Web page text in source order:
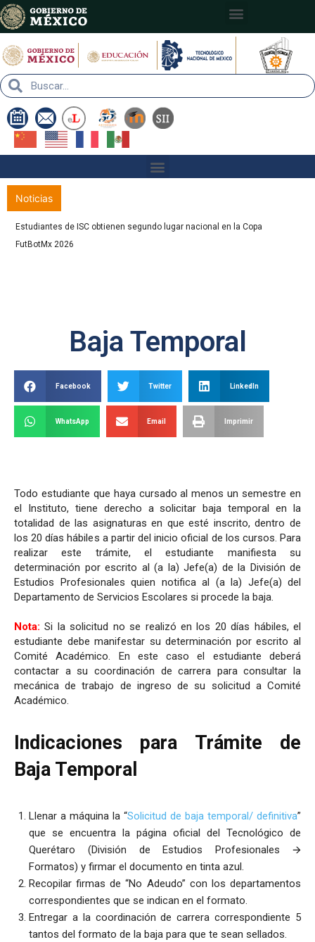
Nota:
este
sitio
web
incluye
un
sistema
de
accesibilidad.
Noticias
Estudiantes de ISC obtienen segundo lugar nacional en la Copa
FutBotMx 2026
Baja Temporal
Facebook Twitter LinkedIn
WhatsApp Email Imprimir
Todo estudiante que haya cursado al menos un semestre en
el Instituto, tiene derecho a solicitar baja temporal en la
totalidad de las asignaturas en que esté inscrito, dentro de
los 20 días hábiles a partir del inicio oficial de los cursos. Para
realizar este trámite, el estudiante manifiesta su
determinación por escrito al (a la) Jefe(a) de la División de
Estudios Profesionales quien notifica al (a la) Jefe(a) del
Departamento de Servicios Escolares si procede la baja.
Nota: Si la solicitud no se realizó en los 20 días hábiles, el
estudiante debe manifestar su determinación por escrito al
Comité Académico. En este caso el estudiante deberá
contactar a su coordinación de carrera para consultar la
mecánica de trabajo de ingreso de su solicitud a Comité
Académico.
Indicaciones para Trámite de
Baja Temporal
Llenar a máquina la “Solicitud de baja temporal/ definitiva”
que se encuentra la página oficial del Tecnológico de
Querétaro (División de Estudios Profesionales 🡪
Formatos) y firmar el documento en tinta azul.
Recopilar firmas de “No Adeudo” con los departamentos
correspondientes que se indican en el formato.
Entregar a la coordinación de carrera correspondiente 5
tantos del formato de la baja para que te sean sellados.